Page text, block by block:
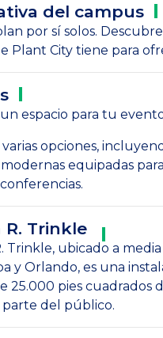
del campus
por sí solos.
Plant City tiene para
espacio para tu
opciones,
equipadas
Trinkle
Trinkle, ubicado a
y Orlando, es una
25.000 pies cuadrados
del público.